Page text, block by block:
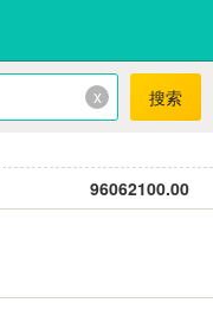
x 搜索
96062100.00